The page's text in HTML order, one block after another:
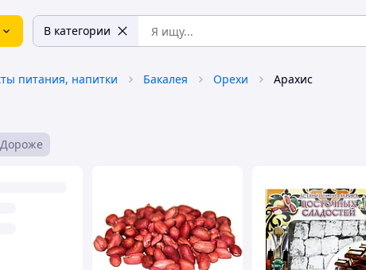
В категории
питания, напитки Бакалея Орехи Арахис
Дороже